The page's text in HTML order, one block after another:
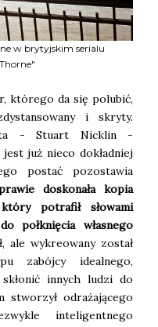
w brytyjskim serialu
którego da się polubić,
i skryty.
- Stuart Nicklin -
już nieco dokładniej
postać pozostawia
doskonała kopia
potrafił słowami
połknięcia własnego
ale wykreowany został
zabójcy idealnego,
innych ludzi do
stworzył odrażającego
inteligentnego